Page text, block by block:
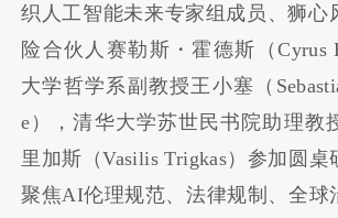
织人工智能未来专家组成员、狮心
险合伙人赛勒斯・霍德斯（Cyrus
大学哲学系副教授王小塞（
e），清华大学苏世民书院助理教
里加斯（Vasilis Trigkas）参加圆
聚焦AI伦理规范、法律规制、全球